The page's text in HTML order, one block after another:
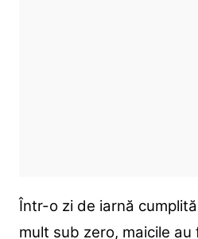
Într-o zi de iarnă
mult sub zero, maicile